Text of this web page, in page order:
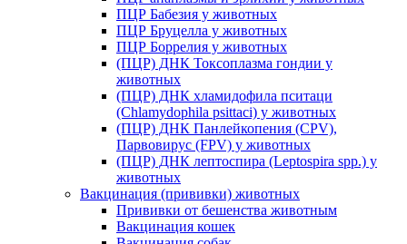
ПЦР Бабезия у животных
ПЦР Бруцелла у животных
ПЦР Боррелия у животных
(ПЦР) ДНК Токсоплазма гондии у
животных
(ПЦР) ДНК хламидофила пситаци
(Chlamydophila psittaci) у животных
(ПЦР) ДНК Панлейкопения (CPV),
Парвовирус (FPV) у животных
(ПЦР) ДНК лептоспира (Leptospira spp.) у
животных
Вакцинация (прививки) животных
Прививки от бешенства животным
Вакцинация кошек